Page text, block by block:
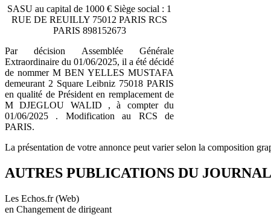
SASU au capital de 1000 € Siège social : 1
RUE DE REUILLY 75012 PARIS RCS
PARIS 898152673
Par décision Assemblée Générale
Extraordinaire du 01/06/2025, il a été décidé
de nommer M BEN YELLES MUSTAFA
demeurant 2 Square Leibniz 75018 PARIS
en qualité de Président en remplacement de
M DJEGLOU WALID , à compter du
01/06/2025 . Modification au RCS de
PARIS.
La présentation de votre annonce peut varier selon la composition
AUTRES PUBLICATIONS DU JOURNAL
Les Echos.fr (Web)
en Changement de dirigeant